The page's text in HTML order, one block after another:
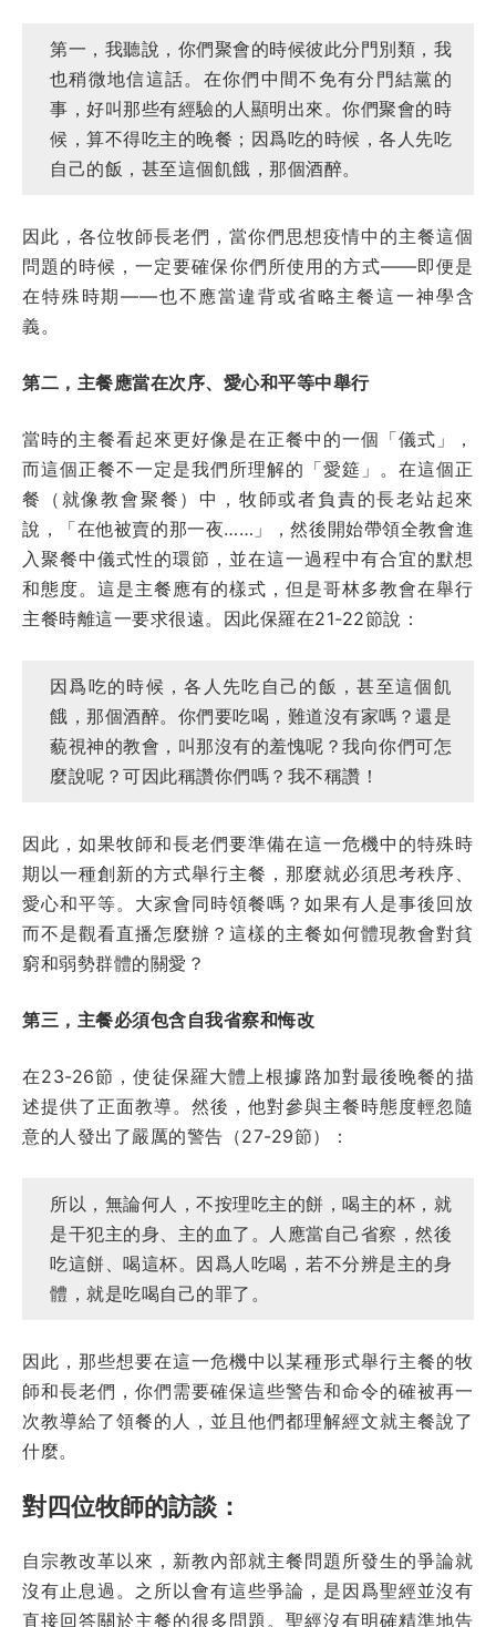
第一，我聽說，你們聚會的時候彼此分門別類，我
也稍微地信這話。在你們中間不免有分門結黨的
事，好叫那些有經驗的人顯明出來。你們聚會的時
候，算不得吃主的晚餐；因爲吃的時候，各人先吃
自己的飯，甚至這個飢餓，那個酒醉。
因此，各位牧師長老們，當你們思想疫情中的主餐這個
問題的時候，一定要確保你們所使用的方式——即便是
在特殊時期——也不應當違背或省略主餐這一神學含
義。
第二，主餐應當在次序、愛心和平等中舉行
當時的主餐看起來更好像是在正餐中的一個「儀式」，
而這個正餐不一定是我們所理解的「愛筵」。在這個正
餐（就像教會聚餐）中，牧師或者負責的長老站起來
說，「在他被賣的那一夜……」，然後開始帶領全教會進
入聚餐中儀式性的環節，並在這一過程中有合宜的默想
和態度。這是主餐應有的樣式，但是哥林多教會在舉行
主餐時離這一要求很遠。因此保羅在21-22節說：
因爲吃的時候，各人先吃自己的飯，甚至這個飢
餓，那個酒醉。你們要吃喝，難道沒有家嗎？還是
藐視神的教會，叫那沒有的羞愧呢？我向你們可怎
麼說呢？可因此稱讚你們嗎？我不稱讚！
因此，如果牧師和長老們要準備在這一危機中的特殊時
期以一種創新的方式舉行主餐，那麼就必須思考秩序、
愛心和平等。大家會同時領餐嗎？如果有人是事後回放
而不是觀看直播怎麼辦？這樣的主餐如何體現教會對貧
窮和弱勢群體的關愛？
第三，主餐必須包含自我省察和悔改
在23-26節，使徒保羅大體上根據路加對最後晚餐的描
述提供了正面教導。然後，他對參與主餐時態度輕忽隨
意的人發出了嚴厲的警告（27-29節）：
所以，無論何人，不按理吃主的餅，喝主的杯，就
是干犯主的身、主的血了。人應當自己省察，然後
吃這餅、喝這杯。因爲人吃喝，若不分辨是主的身
體，就是吃喝自己的罪了。
因此，那些想要在這一危機中以某種形式舉行主餐的牧
師和長老們，你們需要確保這些警告和命令的確被再一
次教導給了領餐的人，並且他們都理解經文就主餐說了
什麼。
對四位牧師的訪談：
自宗教改革以來，新教內部就主餐問題所發生的爭論就
沒有止息過。之所以會有這些爭論，是因爲聖經並沒有
直接回答關於主餐的很多問題。聖經沒有明確精準地告